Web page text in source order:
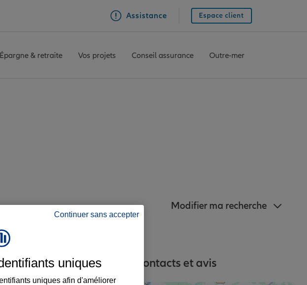
Assistance Espace client
Épargne & retraite Vos projets Conseil assurance Outre-mer
Modifier ma recherche
aux alentours : adresses, contacts et avis
Continuer sans accepter
uniques
uniques afin d'améliorer